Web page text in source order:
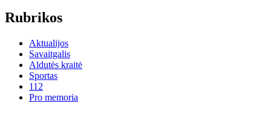
Rubrikos
Aktualijos
Savaitgalis
Aldutės kraitė
Sportas
112
Pro memoria